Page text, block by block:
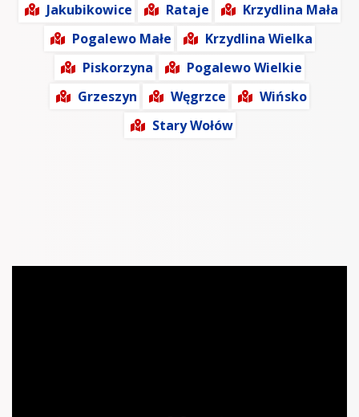
Jakubikowice
Rataje
Krzydlina Mała
Pogalewo Małe
Krzydlina Wielka
Piskorzyna
Pogalewo Wielkie
Grzeszyn
Węgrzce
Wińsko
Stary Wołów